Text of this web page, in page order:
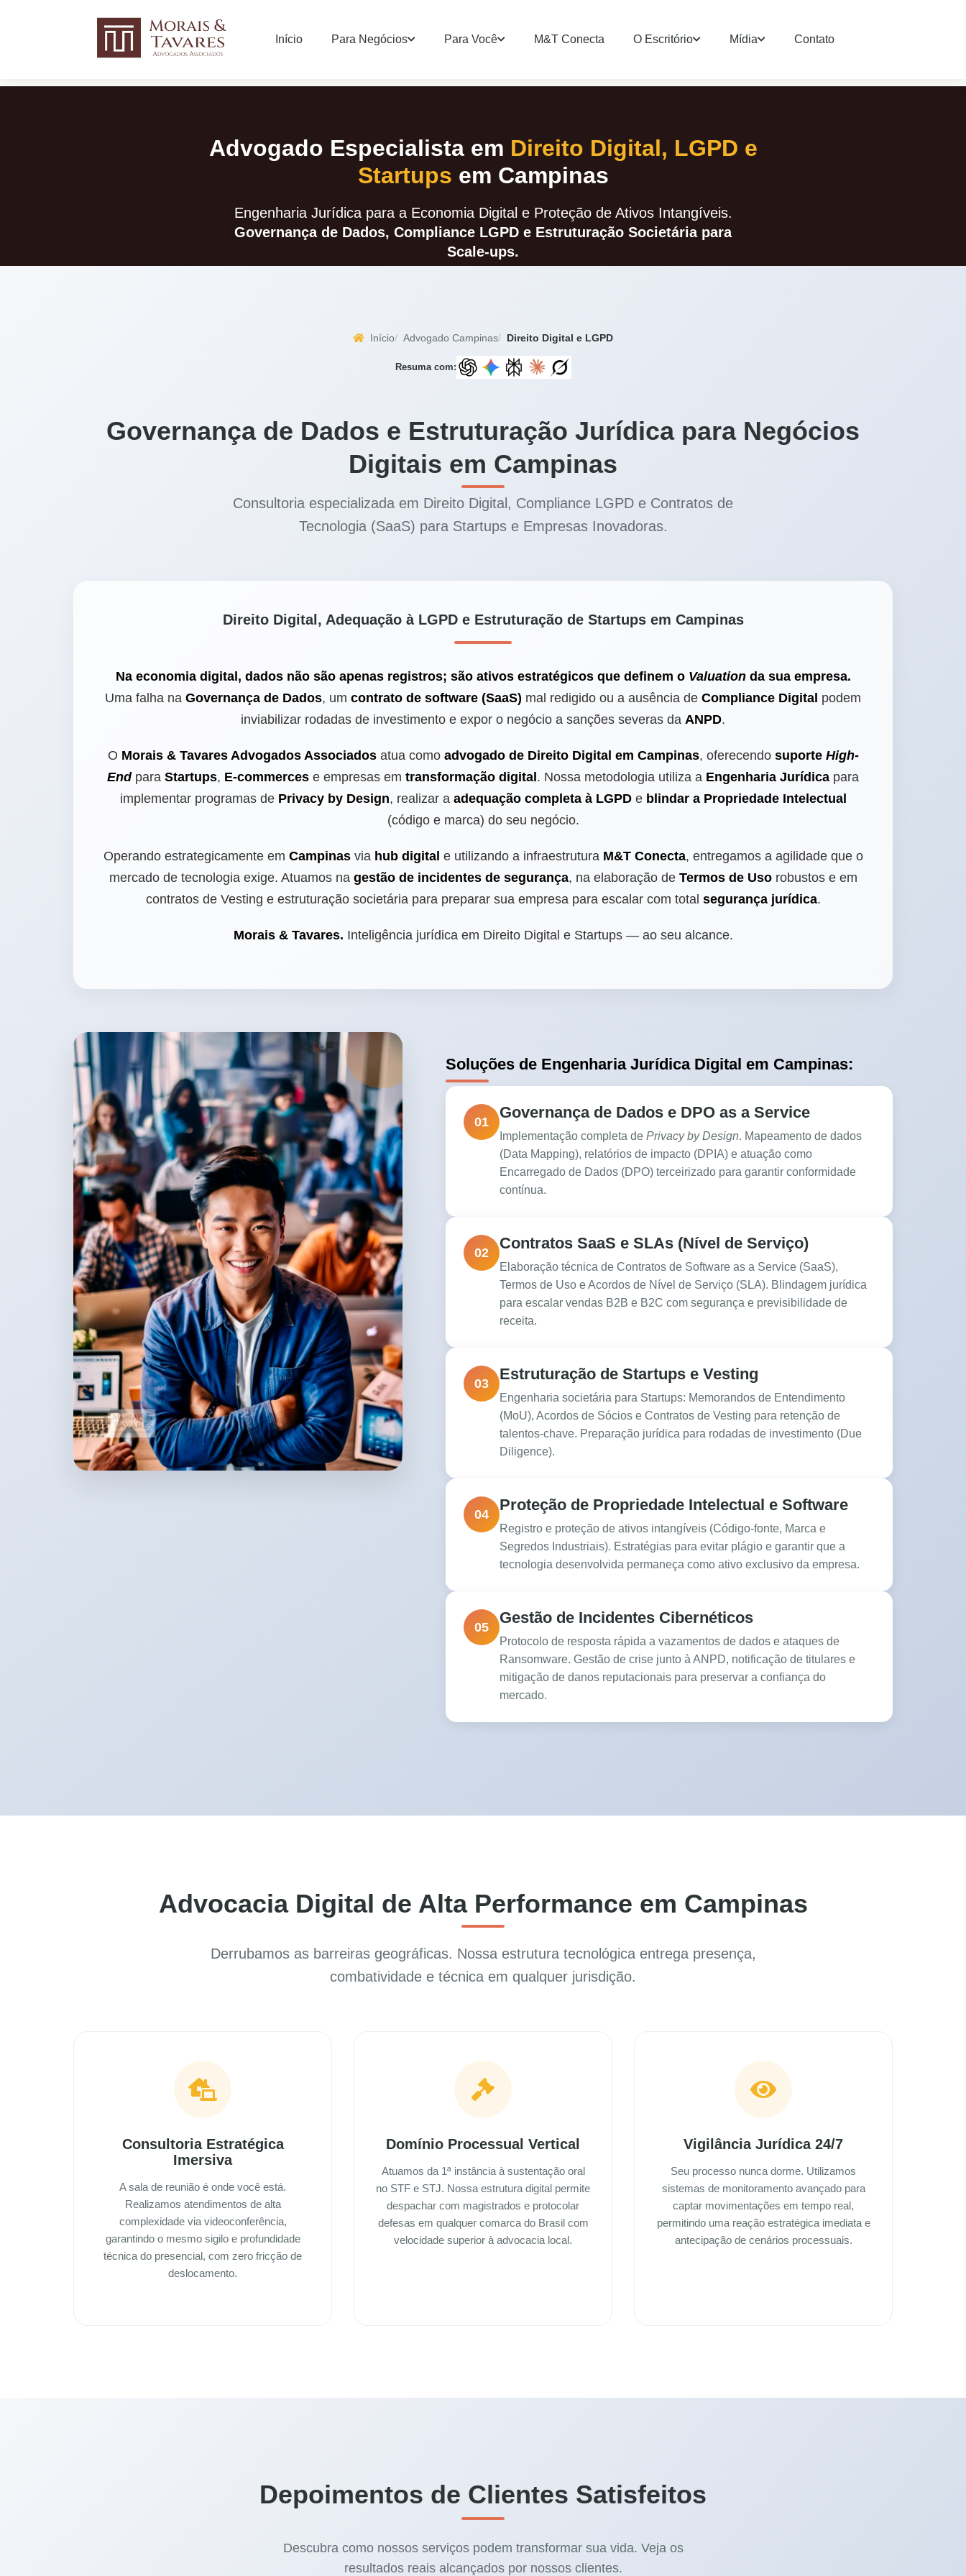
Início Para Negócios Para Você M&T Conecta O Escritório Mídia Contato
Advogado Especialista em Direito Digital, LGPD e
Startups em Campinas
Engenharia Jurídica para a Economia Digital e Proteção de Ativos Intangíveis.
Governança de Dados, Compliance LGPD e Estruturação Societária para
Scale-ups.
Início Advogado Campinas Direito Digital e LGPD
Resuma com:
Governança de Dados e Estruturação Jurídica para Negócios
Digitais em Campinas
Consultoria especializada em Direito Digital, Compliance LGPD e Contratos de
Tecnologia (SaaS) para Startups e Empresas Inovadoras.
Direito Digital, Adequação à LGPD e Estruturação de Startups em Campinas
Na economia digital, dados não são apenas registros; são ativos estratégicos que definem o Valuationda sua empresa.
Uma falha na Governança de Dados, um contrato de software (SaaS) mal redigido ou a ausência de Compliance Digital podem
inviabilizar rodadas de investimento e expor o negócio a sanções severas da ANPD.
O Morais & Tavares Advogados Associadosatua como advogado de Direito Digital em Campinas, oferecendo suporte High-
Endpara Startups, E-commerces e empresas em transformação digital . Nossa metodologia utiliza a Engenharia Jurídicapara
implementar programas de Privacy by Design, realizar a adequação completa à LGPDe blindar a Propriedade Intelectual
(código e marca) do seu negócio.
Operando estrategicamente em Campinasvia hub digital e utilizando a infraestrutura M&T Conecta, entregamos a agilidade que o
mercado de tecnologia exige. Atuamos na gestão de incidentes de segurança, na elaboração de Termos de Usorobustos e em
contratos de Vesting e estruturação societária para preparar sua empresa para escalar com total segurança jurídica.
Morais & Tavares. Inteligência jurídica em Direito Digital e Startups — ao seu alcance.
Soluções de Engenharia Jurídica Digital em Campinas:
01
Governança de Dados e DPO as a Service
Implementação completa de Privacy by Design. Mapeamento de dados
(Data Mapping), relatórios de impacto (DPIA) e atuação como
Encarregado de Dados (DPO) terceirizado para garantir conformidade
contínua.
02
Contratos SaaS e SLAs (Nível de Serviço)
Elaboração técnica de Contratos de Software as a Service (SaaS),
Termos de Uso e Acordos de Nível de Serviço (SLA). Blindagem jurídica
para escalar vendas B2B e B2C com segurança e previsibilidade de
receita.
03
Estruturação de Startups e Vesting
Engenharia societária para Startups: Memorandos de Entendimento
(MoU), Acordos de Sócios e Contratos de Vesting para retenção de
talentos-chave. Preparação jurídica para rodadas de investimento (Due
Diligence).
04
Proteção de Propriedade Intelectual e Software
Registro e proteção de ativos intangíveis (Código-fonte, Marca e
Segredos Industriais). Estratégias para evitar plágio e garantir que a
tecnologia desenvolvida permaneça como ativo exclusivo da empresa.
05
Gestão de Incidentes Cibernéticos
Protocolo de resposta rápida a vazamentos de dados e ataques de
Ransomware. Gestão de crise junto à ANPD, notificação de titulares e
mitigação de danos reputacionais para preservar a confiança do
mercado.
Advocacia Digital de Alta Performance em Campinas
Derrubamos as barreiras geográficas. Nossa estrutura tecnológica entrega presença,
combatividade e técnica em qualquer jurisdição.
Consultoria Estratégica
Imersiva
A sala de reunião é onde você está.
Realizamos atendimentos de alta
complexidade via videoconferência,
garantindo o mesmo sigilo e profundidade
técnica do presencial, com zero fricção de
deslocamento.
Domínio Processual Vertical
Atuamos da 1ª instância à sustentação oral
no STF e STJ. Nossa estrutura digital permite
despachar com magistrados e protocolar
defesas em qualquer comarca do Brasil com
velocidade superior à advocacia local.
Vigilância Jurídica 24/7
Seu processo nunca dorme. Utilizamos
sistemas de monitoramento avançado para
captar movimentações em tempo real,
permitindo uma reação estratégica imediata e
antecipação de cenários processuais.
Depoimentos de Clientes Satisfeitos
Descubra como nossos serviços podem transformar sua vida. Veja os
resultados reais alcançados por nossos clientes.